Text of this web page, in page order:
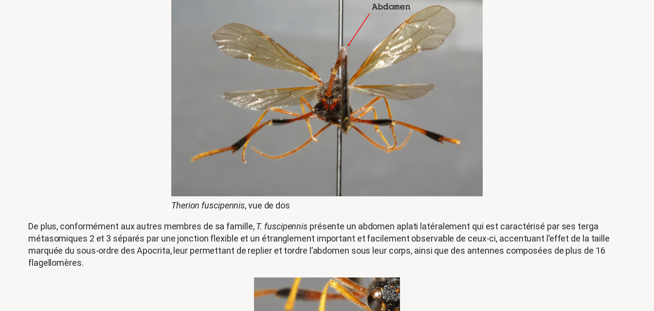
Therion fuscipennis, vue de dos
De plus, conformément aux autres membres de sa famille,T. fuscipennis présente un abdomen aplati latéralement qui est caractérisé par ses terga
métasomiques 2 et 3 séparés par une jonction flexible et un étranglement important et facilement observable de ceux-ci, accentuant l’effet de la taille
marquée du sous-ordre des Apocrita, leur permettant de replier et tordre l’abdomen sous leur corps, ainsi que des antennes composées de plus de 16
flagellomères.